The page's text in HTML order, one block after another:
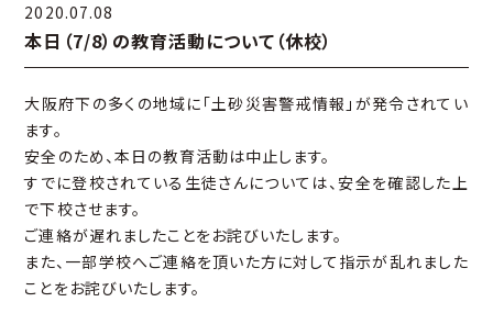
2020.07.08
本日（7/8）の教育活動について（休校）
大阪府下の多くの地域に「土砂災害警戒情報」が発令されてい
ます。
安全のため、本日の教育活動は中止します。
すでに登校されている生徒さんについては、安全を確認した上
で下校させます。
ご連絡が遅れましたことをお詫びいたします。
また、一部学校へご連絡を頂いた方に対して指示が乱れました
ことをお詫びいたします。